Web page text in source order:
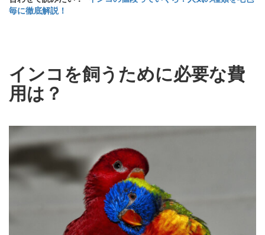
毎に徹底解説！
インコを飼うために必要な費
用は？